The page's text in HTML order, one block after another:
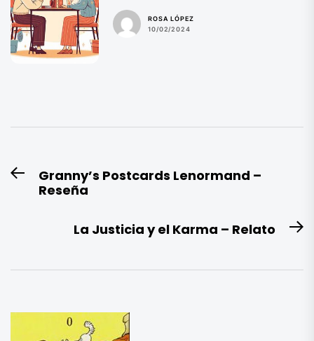
ROSA LÓPEZ
10/02/2024
Navegación
de
Entrada
anterior:
Granny’s Postcards Lenormand –
Reseña
La Justicia y el Karma – Relato